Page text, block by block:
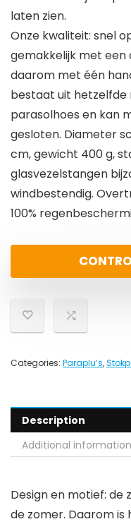
laten zien.
Onze kwaliteit: snel
gemakkelijk met een
daarom met één
bestaat uit
parasolhoes en kan
gesloten. Diameter
cm, gewicht 400 g,
glasvezelstangen
windbestendig.
100%
Categories: Paraplu’s,
Description
Additional information
Design en motief: de
de zomer. Daarom